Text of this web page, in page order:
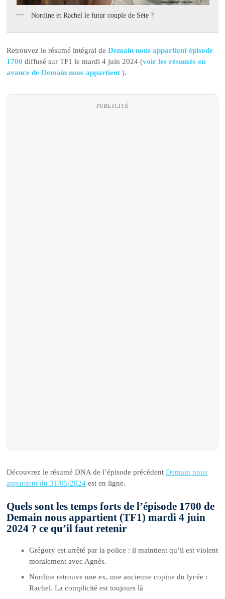
Nordine et Rachel le futur couple de Sète ?
Retrouvez le résumé intégral deDemain nous appartient épisode
1700 diffusé sur TF1 le mardi 4 juin 2024 (voir les résumés en
avance de Demain nous appartient).
PUBLICITÉ
Découvrez le résumé DNA de l’épisode précédentDemain nous
appartient du 31/05/2024 est en ligne.
Quels sont les temps forts de l’épisode 1700 de
Demain nous appartient (TF1) mardi 4 juin
2024 ? ce qu’il faut retenir
Grégory est arrêté par la police : il maintient qu’il est violent
moralement avec Agnès.
Nordine retrouve une ex, une ancienne copine du lycée :
Rachel. La complicité est toujours là